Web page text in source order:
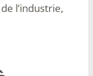
l’industrie,